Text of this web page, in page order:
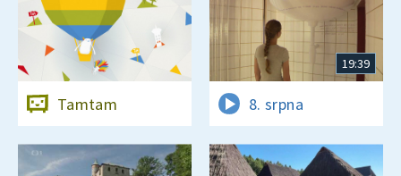
Tamtam
19:39
8. srpna